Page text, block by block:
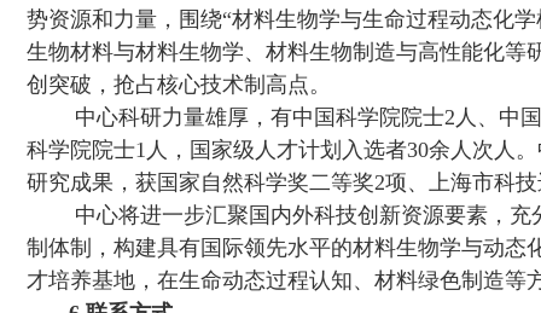
势资源和力量，围绕“材料生物学与生命过程动态化
生物材料与材料生物学、材料生物制造与高性能化等
创突破，抢占核心技术制高点。
中心科研力量雄厚，有中国科学院院士2人、中
科学院院士1人，国家级人才计划入选者30余人次人
研究成果，获国家自然科学奖二等奖2项、上海市科
中心将进一步汇聚国内外科技创新资源要素，充
制体制，构建具有国际领先水平的材料生物学与动
才培养基地，在生命动态过程认知、材料绿色制造等